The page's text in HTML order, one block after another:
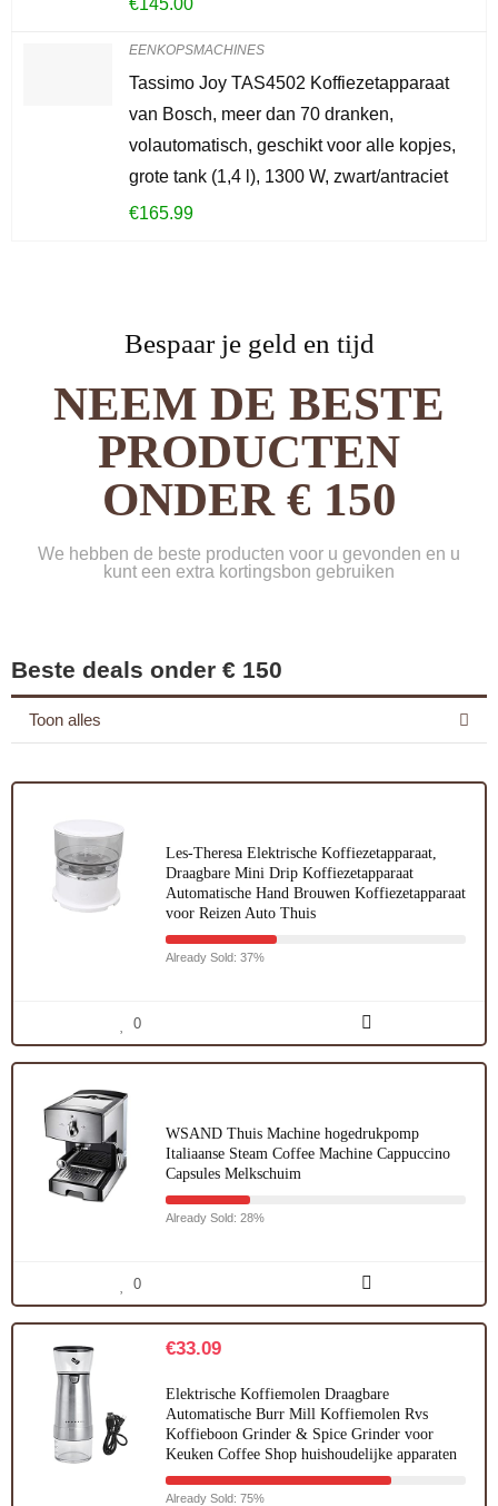
EENKOPSMACHINES
Tassimo Joy TAS4502 Koffiezetapparaat
van Bosch, meer dan 70 dranken,
volautomatisch, geschikt voor alle kopjes,
grote tank (1,4 l), 1300 W, zwart/antraciet
€165.99
Bespaar je geld en tijd
NEEM DE BESTE
PRODUCTEN
ONDER € 150
We hebben de beste producten voor u gevonden en u
kunt een extra kortingsbon gebruiken
Beste deals onder € 150
Toon alles
Les-Theresa Elektrische Koffiezetapparaat,
Draagbare Mini Drip Koffiezetapparaat
Automatische Hand Brouwen Koffiezetapparaat
voor Reizen Auto Thuis
Already Sold: 37%
0
WSAND Thuis Machine hogedrukpomp
Italiaanse Steam Coffee Machine Cappuccino
Capsules Melkschuim
Already Sold: 28%
0
€33.09
Elektrische Koffiemolen Draagbare
Automatische Burr Mill Koffiemolen Rvs
Koffieboon Grinder & Spice Grinder voor
Keuken Coffee Shop huishoudelijke apparaten
Already Sold: 75%